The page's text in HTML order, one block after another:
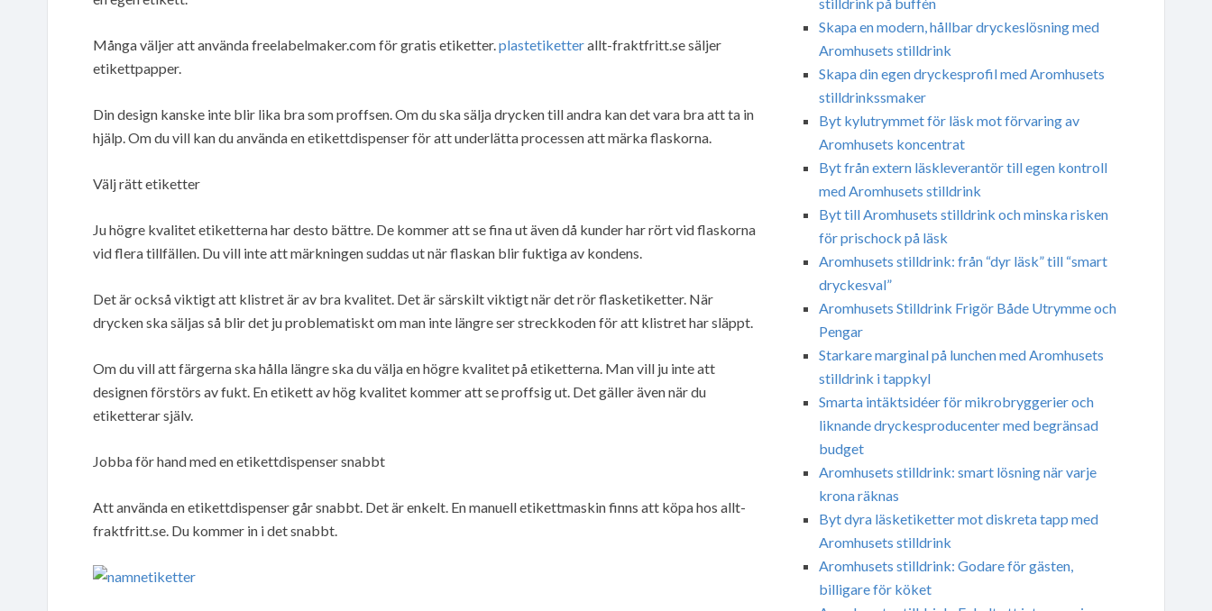
Många väljer att använda freelabelmaker.com för gratis etiketter.plastetiketterallt-fraktfritt.se säljer
etikettpapper.
Din design kanske inte blir lika bra som proffsen. Om du ska sälja drycken till andra kan det vara bra att ta in
hjälp. Om du vill kan du använda en etikettdispenser för att underlätta processen att märka flaskorna.
Välj rätt etiketter
Ju högre kvalitet etiketterna har desto bättre. De kommer att se fina ut även då kunder har rört vid flaskorna
vid flera tillfällen. Du vill inte att märkningen suddas ut när flaskan blir fuktiga av kondens.
Det är också viktigt att klistret är av bra kvalitet. Det är särskilt viktigt när det rör flasketiketter. När
drycken ska säljas så blir det ju problematiskt om man inte längre ser streckkoden för att klistret har släppt.
Om du vill att färgerna ska hålla längre ska du välja en högre kvalitet på etiketterna. Man vill ju inte att
designen förstörs av fukt. En etikett av hög kvalitet kommer att se proffsig ut. Det gäller även när du
etiketterar själv.
Jobba för hand med en etikettdispenser snabbt
Att använda en etikettdispenser går snabbt. Det är enkelt. En manuell etikettmaskin finns att köpa hos allt-
fraktfritt.se. Du kommer in i det snabbt.
Skapa en modern, hållbar dryckeslösning med
Aromhusets stilldrink
Skapa din egen dryckesprofil med Aromhusets
stilldrinkssmaker
Byt kylutrymmet för läsk mot förvaring av
Aromhusets koncentrat
Byt från extern läskleverantör till egen kontroll
med Aromhusets stilldrink
Byt till Aromhusets stilldrink och minska risken
för prischock på läsk
Aromhusets stilldrink: från “dyr läsk” till “smart
dryckesval”
Aromhusets Stilldrink Frigör Både Utrymme och
Pengar
Starkare marginal på lunchen med Aromhusets
stilldrink i tappkyl
Smarta intäktsidéer för mikrobryggerier och
liknande dryckesproducenter med begränsad
budget
Aromhusets stilldrink: smart lösning när varje
krona räknas
Byt dyra läsketiketter mot diskreta tapp med
Aromhusets stilldrink
Aromhusets stilldrink: Godare för gästen,
billigare för köket